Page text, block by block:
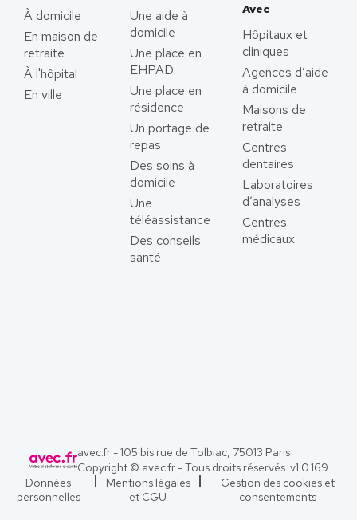
À domicile
En maison de
retraite
À l'hôpital
En ville
Une aide à
domicile
Une place en
EHPAD
Une place en
résidence
Un portage de
repas
Des soins à
domicile
Une
téléassistance
Des conseils
santé
Avec
Hôpitaux et
cliniques
Agences d’aide
à domicile
Maisons de
retraite
Centres
dentaires
Laboratoires
d’analyses
Centres
médicaux
avec.fr - 105 bis rue de Tolbiac, 75013 Paris
Copyright © avec.fr - Tous droits réservés. v1.0.169
Données
personnelles
Mentions légales
et CGU
Gestion des cookies et
consentements